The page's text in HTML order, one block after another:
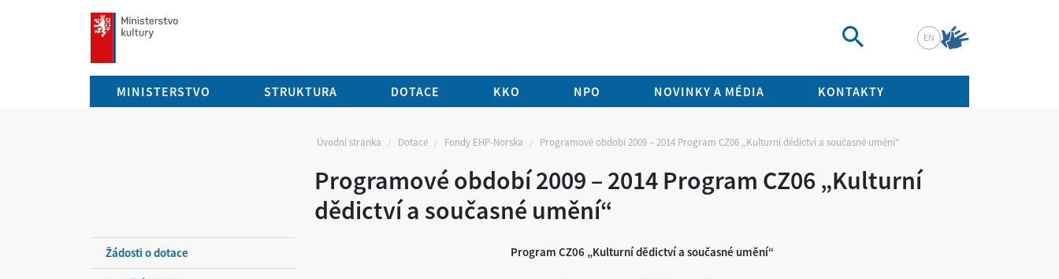
mkcr.cz
EN
MINISTERSTVO STRUKTURA DOTACE KKO NPO NOVINKY A MÉDIA KONTAKTY
Úvodní stránka Dotace Fondy EHP-Norska Programové období 2009 – 2014 Program CZ06 „Kulturní dědictví a současné umění“
Programové období 2009 – 2014 Program CZ06 „Kulturní
dědictví a současné umění“
Žádosti o dotace Program CZ06 „Kulturní dědictví a současné umění“